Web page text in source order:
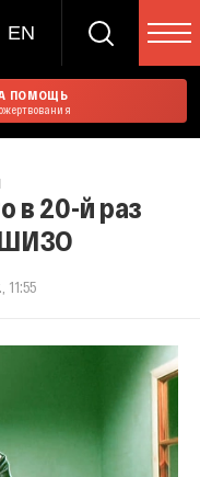
EN
ПОМОЩЬ
в 20-й раз
ШИЗО
11:55